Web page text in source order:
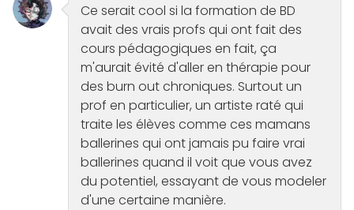
Ce serait cool si la formation de BD
avait des vrais profs qui ont fait des
cours pédagogiques en fait, ça
m'aurait évité d'aller en thérapie pour
des burn out chroniques. Surtout un
prof en particulier, un artiste raté qui
traite les élèves comme ces mamans
ballerines qui ont jamais pu faire vrai
ballerines quand il voit que vous avez
du potentiel, essayant de vous modeler
d'une certaine manière.